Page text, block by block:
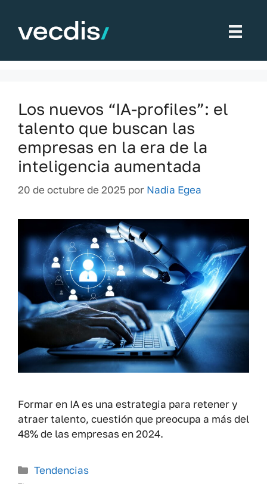
contenido
ecosistema laboral
Los nuevos “IA-profiles”: el
talento que buscan las
empresas en la era de la
inteligencia aumentada
20 de octubre de 2025 por Nadia Egea
Formar en IA es una estrategia para retener y
atraer talento, cuestión que preocupa a más del
48% de las empresas en 2024.
Categorías
Tendencias